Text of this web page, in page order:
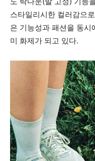
스타일리시한 컬러감으
은 기능성과 패션을 동시
미 화제가 되고 있다.